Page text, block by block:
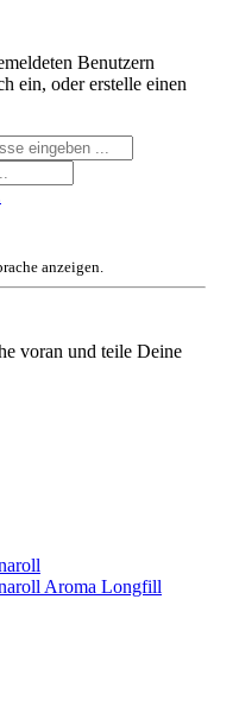
Benutzern
ein, oder erstelle einen
anzeigen.
voran und teile Deine